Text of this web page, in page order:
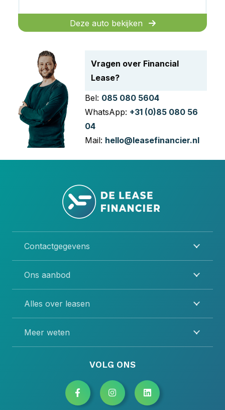
Deze auto bekijken
Vragen over Financial
Lease?
Bel: 085 080 5604
WhatsApp: +31 (0)85 080 56
04
Mail: hello@leasefinancier.nl
Contactgegevens
Ons aanbod
Alles over leasen
Meer weten
VOLG ONS